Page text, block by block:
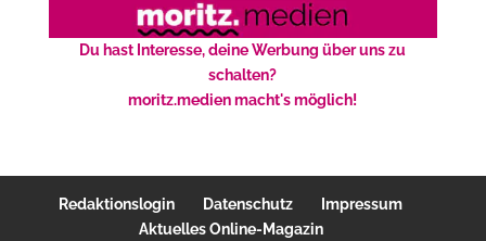
Du hast Interesse, deine Werbung über uns zu
schalten?
moritz.medien macht's möglich!
Redaktionslogin Datenschutz
Impressum
Aktuelles Online-Magazin